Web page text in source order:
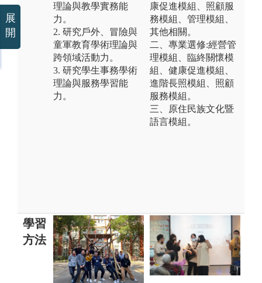
理論與教學實務能
力。
2. 研究戶外、冒險與
童軍教育學術理論與
跨領域活動力。
3. 研究學生事務學術
理論與服務學習能
力。
康促進模組、照顧服
務模組、管理模組、
其他相關。
二、專業選修:經營管
理模組、臨終關懷模
組、健康促進模組、
進階長照模組、照顧
服務模組。
三、原住民族文化暨
語言模組。
學習
方法
展
開